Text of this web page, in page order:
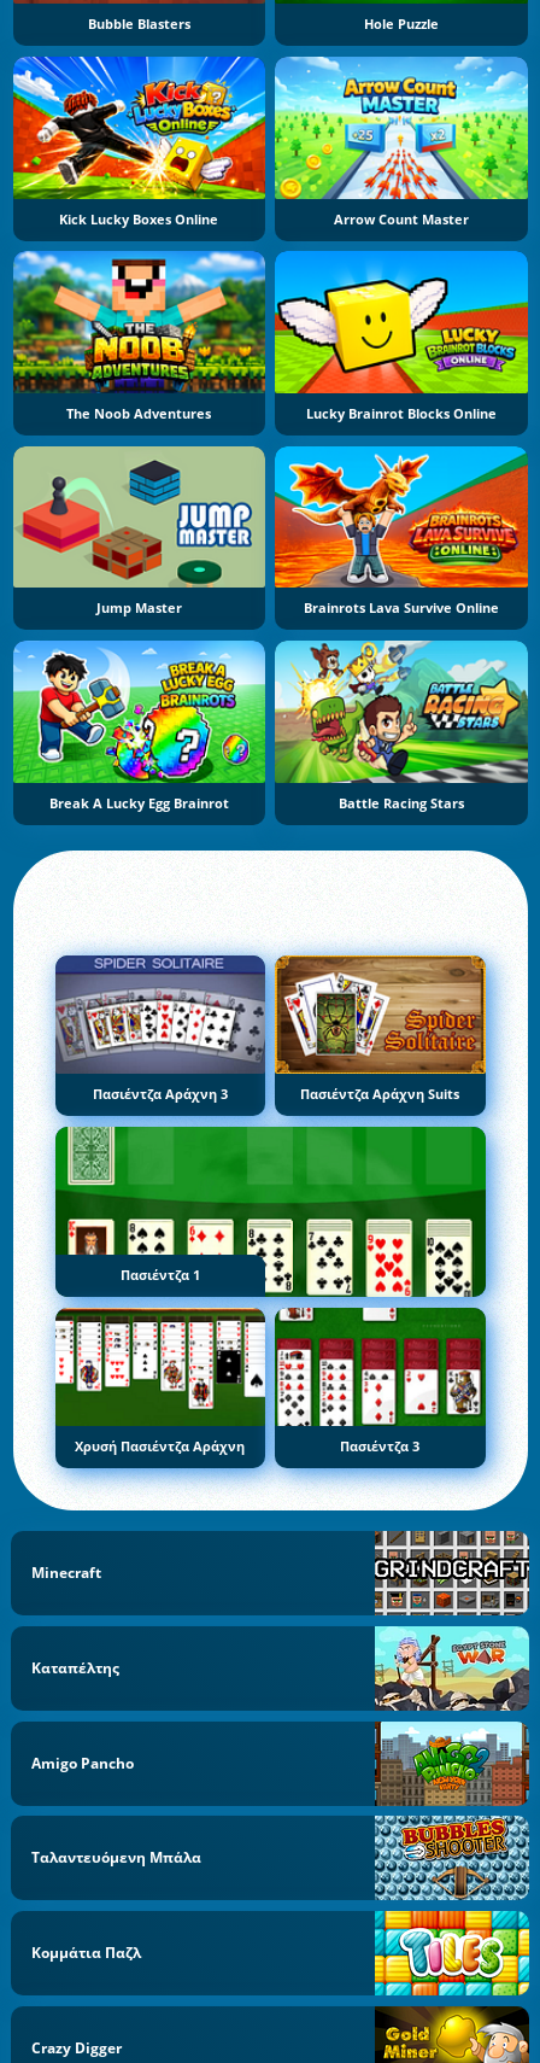
Bubble Blasters Hole Puzzle
Kick Lucky Boxes Online Arrow Count Master
The Noob Adventures Lucky Brainrot Blocks Online
Jump Master Brainrots Lava Survive Online
Break A Lucky Egg Brainrot Battle Racing Stars
Πασιέντζα Αράχνη 3 Πασιέντζα Αράχνη Suits
Πασιέντζα 1
Χρυσή Πασιέντζα Αράχνη Πασιέντζα 3
Minecraft
Καταπέλτης
Amigo Pancho
Ταλαντευόμενη Μπάλα
Κομμάτια Παζλ
Crazy Digger